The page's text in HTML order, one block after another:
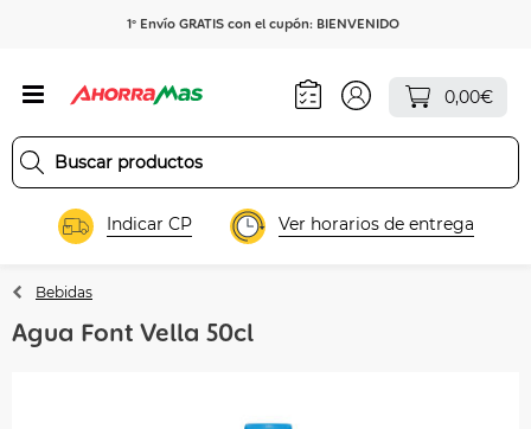
1º Envío GRATIS con el cupón: BIENVENIDO
0,00€
Indicar CP Ver horarios de entrega
Bebidas
Agua Font Vella 50cl